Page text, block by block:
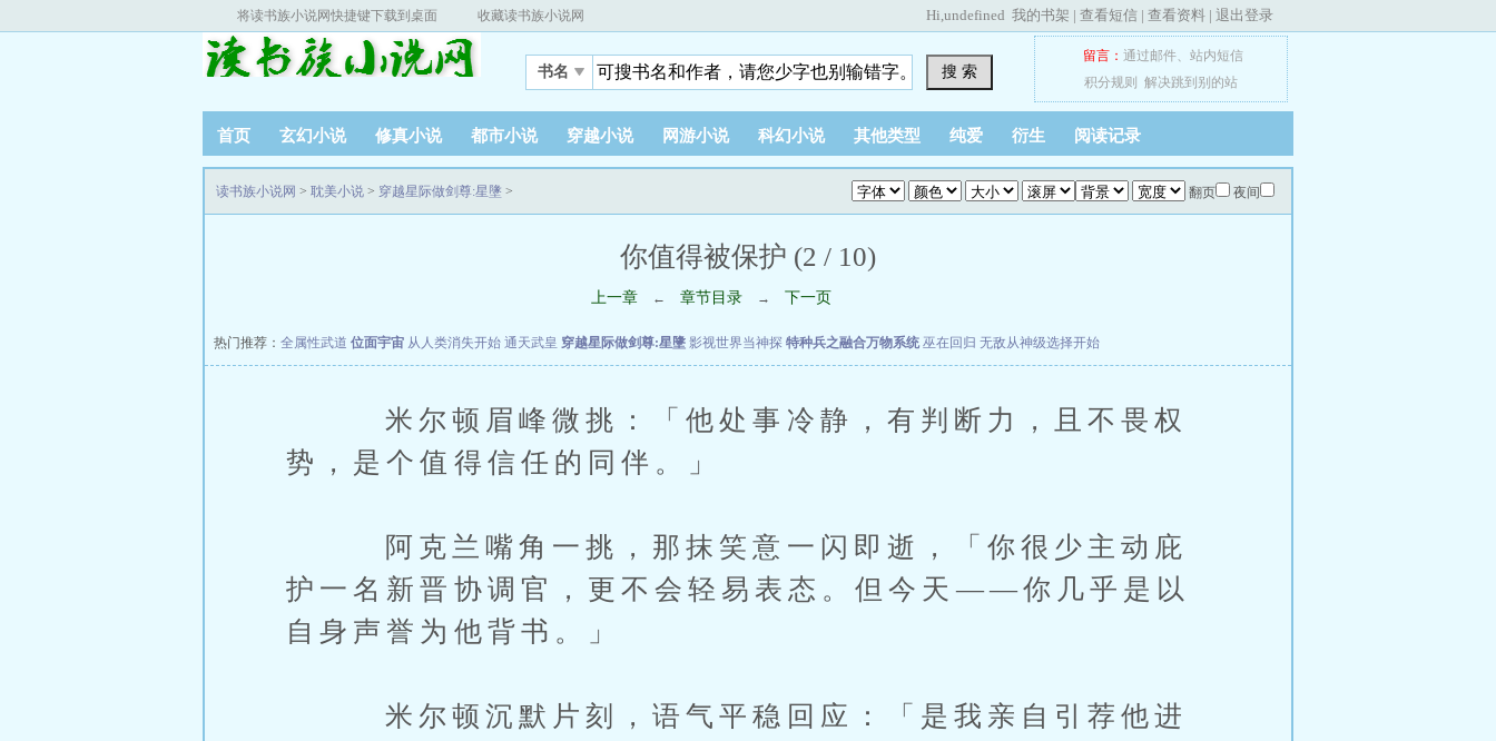
将读书族小说网快捷键下载到桌面 收藏读书族小说网 Hi,undefined 我的书架 | 查看短信 | 查看资料 | 退出登录
书名 搜 索
留言： 通过邮件、 站内短信
积分规则
解决跳到别的站
首页 玄幻小说 修真小说 都市小说 穿越小说 网游小说 科幻小说 其他类型 纯爱 衍生 阅读记录
翻页 夜间
读书族小说网 > 耽美小说 > 穿越星际做剑尊:星墬 >
你值得被保护 (2 / 10)
上一章 ← 章节目录 → 下一页
热门推荐： 全属性武道 位面宇宙 从人类消失开始 通天武皇 穿越星际做剑尊:星墬 影视世界当神探 特种兵之融合万物系统 巫在回归 无敌从神级选择开始
米尔顿眉峰微挑：「他处事冷静，有判断力，且不畏权
势，是个值得信任的同伴。」
阿克兰嘴角一挑，那抹笑意一闪即逝，「你很少主动庇
护一名新晋协调官，更不会轻易表态。但今天——你几乎是以
自身声誉为他背书。」
米尔顿沉默片刻，语气平稳回应：「是我亲自引荐他进